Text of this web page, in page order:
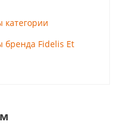
категории
бренда Fidelis Et